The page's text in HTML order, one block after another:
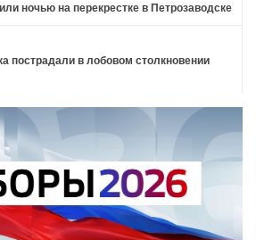
ночью на перекрестке в Петрозаводске
пострадали в лобовом столкновении